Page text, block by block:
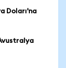
Doları'na